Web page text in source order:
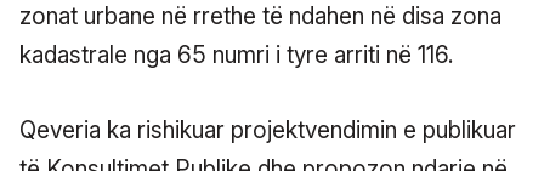
zonat urbane në rrethe të ndahen në disa zona
kadastrale nga 65 numri i tyre arriti në 116.
Qeveria ka rishikuar projektvendimin e publikuar